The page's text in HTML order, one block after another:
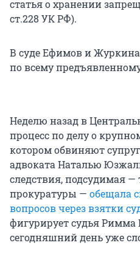
статья о хранении
ст.228 УК РФ).
В суде Ефимов и
по всему
Неделю назад в
процесс по делу о
котором обвиняют
адвоката Наталью
следствия, подсудимая
прокуратуры — обещала
вопросов через взятки
фигурирует судья Римма
сегодняшний день уже